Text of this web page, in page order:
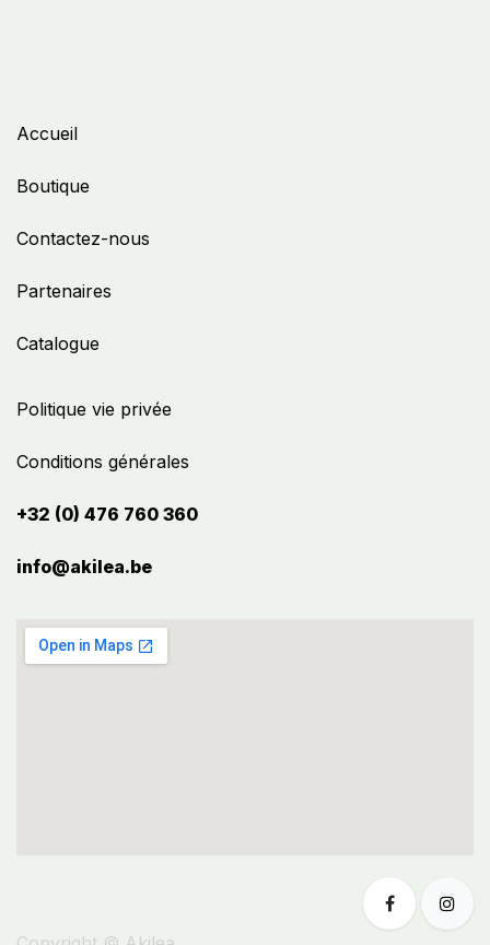
Politique vie privée
Conditions générales
+32 (0) 476 760 360
info@akilea.be​
Accueil
Boutique
Contactez-nous
Partenaires
Catalogue